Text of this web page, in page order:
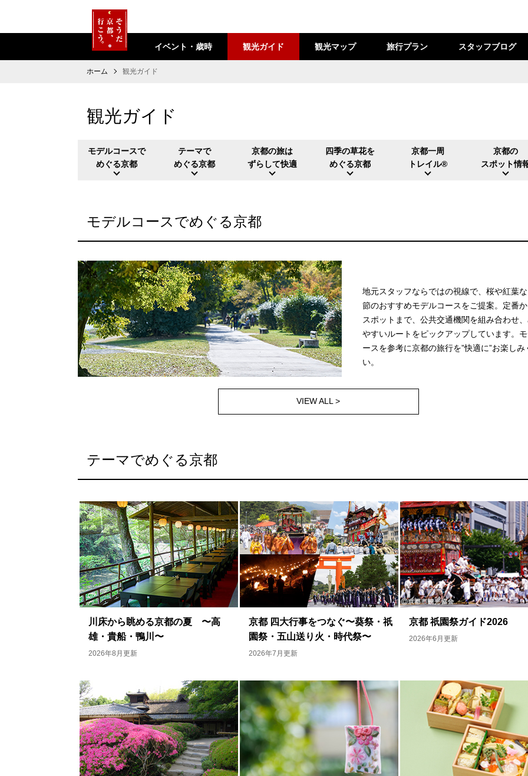
イベント・歳時 観光ガイド 観光マップ 旅行プラン スタッフブログ
ホーム 観光ガイド
観光ガイド
モデルコースで
めぐる京都
テーマで
めぐる京都
京都の旅は
ずらして快適
四季の草花を
めぐる京都
京都一周
トレイル®️
京都の
スポット情
モデルコースでめぐる京都
地元スタッフならではの視線で、桜や紅葉
節のおすすめモデルコースをご提案。定番
スポットまで、公共交通機関を組み合わせ
やすいルートをピックアップしています。
ースを参考に京都の旅行を”快適に”お楽しみ
い。
VIEW ALL >
テーマでめぐる京都
川床から眺める京都の夏 〜高
雄・貴船・鴨川〜
2026年8月更新
京都 四大行事をつなぐ〜葵祭・祇
園祭・五山送り火・時代祭〜
2026年7月更新
京都 祇園祭ガイド2026
2026年6月更新